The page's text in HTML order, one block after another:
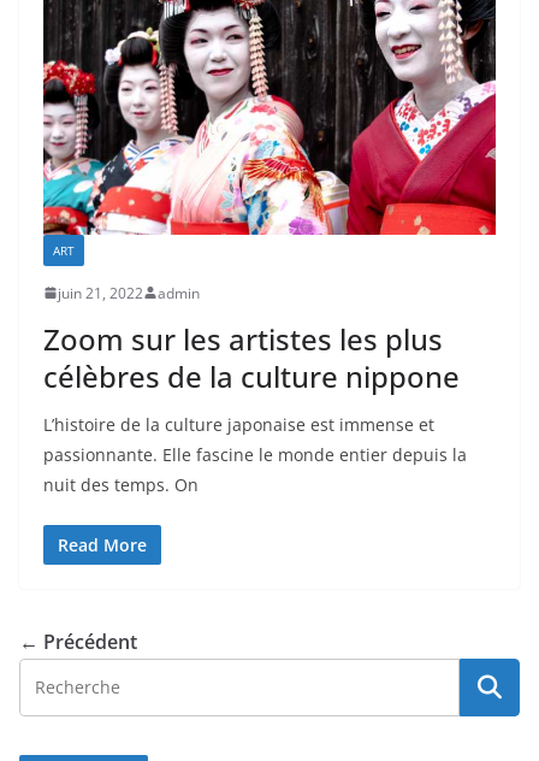
ART
juin 21, 2022 admin
Zoom sur les artistes les plus
célèbres de la culture nippone
L’histoire de la culture japonaise est immense et
passionnante. Elle fascine le monde entier depuis la
nuit des temps. On
Read More
← Précédent